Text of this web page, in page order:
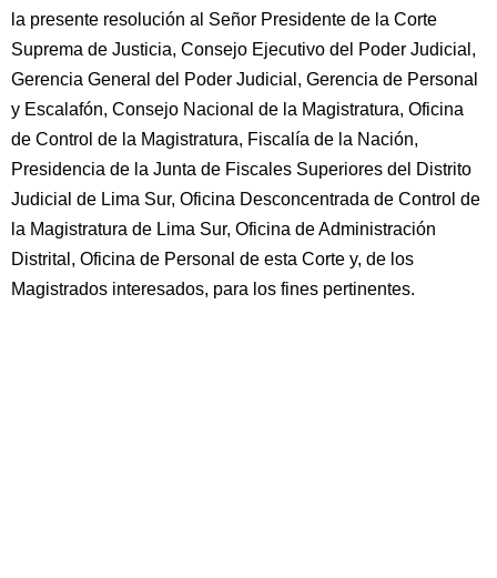
la presente resolución al Señor Presidente de la Corte
Suprema de Justicia, Consejo Ejecutivo del Poder Judicial,
Gerencia General del Poder Judicial, Gerencia de Personal
y Escalafón, Consejo Nacional de la Magistratura, Oficina
de Control de la Magistratura, Fiscalía de la Nación,
Presidencia de la Junta de Fiscales Superiores del Distrito
Judicial de Lima Sur, Oficina Desconcentrada de Control de
la Magistratura de Lima Sur, Oficina de Administración
Distrital, Oficina de Personal de esta Corte y, de los
Magistrados interesados, para los fines pertinentes.